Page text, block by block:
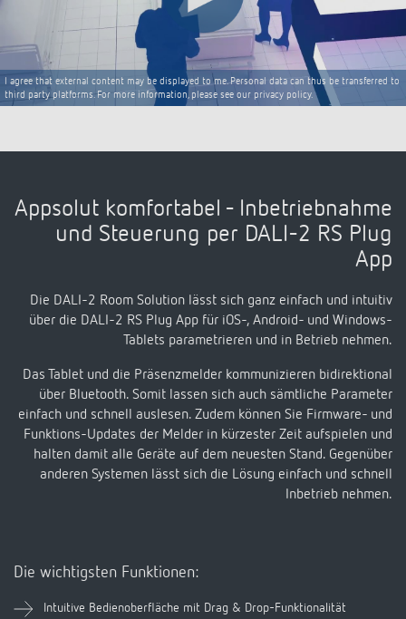
I agree that external content may be displayed to me. Personal data can thus be transferred to
third party platforms. For more information, please see our privacy policy.
Appsolut komfortabel - Inbetriebnahme
und Steuerung per DALI-2 RS Plug
App
Die DALI-2 Room Solution lässt sich ganz einfach und intuitiv
über die DALI-2 RS Plug App für iOS-, Android- und Windows-
Tablets parametrieren und in Betrieb nehmen.
Das Tablet und die Präsenzmelder kommunizieren bidirektional
über Bluetooth. Somit lassen sich auch sämtliche Parameter
einfach und schnell auslesen. Zudem können Sie Firmware- und
Funktions-Updates der Melder in kürzester Zeit aufspielen und
halten damit alle Geräte auf dem neuesten Stand. Gegenüber
anderen Systemen lässt sich die Lösung einfach und schnell
Inbetrieb nehmen.
Die wichtigsten Funktionen:
Intuitive Bedienoberfläche mit Drag & Drop-Funktionalität